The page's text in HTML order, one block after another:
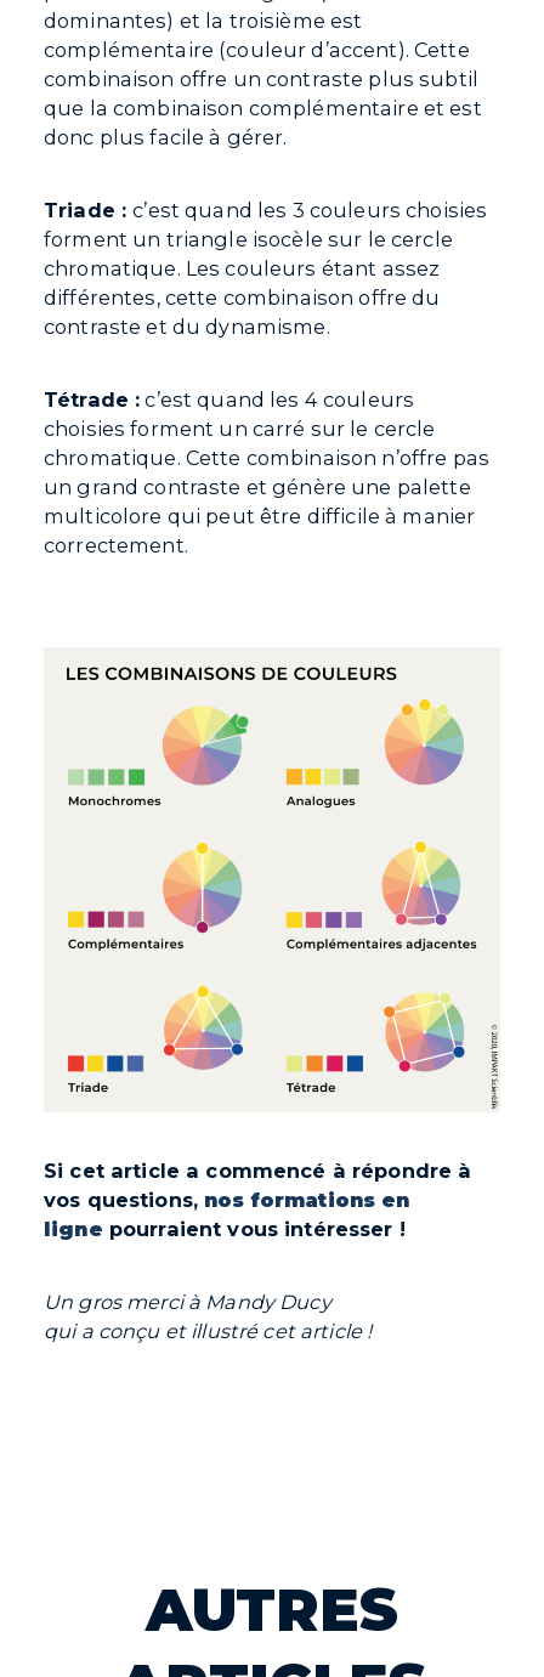
dominantes) et la troisième est
complémentaire (couleur d’accent). Cette
combinaison offre un contraste plus subtil
que la combinaison complémentaire et est
donc plus facile à gérer.
Triade :c’est quand les 3 couleurs choisies
forment un triangle isocèle sur le cercle
chromatique. Les couleurs étant assez
différentes, cette combinaison offre du
contraste et du dynamisme.
Tétrade : c’est quand les 4 couleurs
choisies forment un carré sur le cercle
chromatique. Cette combinaison n’offre pas
un grand contraste et génère une palette
multicolore qui peut être difficile à manier
correctement.
Si cet article a commencé à répondre à
vos questions, nos formations en
ligne pourraient vous intéresser !
Un gros merci à Mandy Ducy
qui a conçu et illustré cet article !
AUTRES